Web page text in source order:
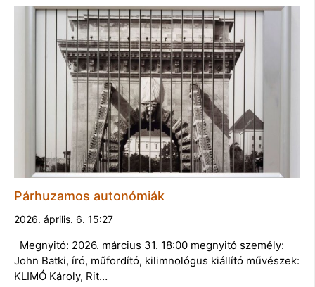
Párhuzamos autonómiák
2026. április. 6. 15:27
Megnyitó: 2026. március 31. 18:00 megnyitó személy:
John Batki, író, műfordító, kilimnológus kiállító művészek:
KLIMÓ Károly, Rit…